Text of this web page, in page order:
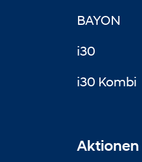
BAYON
i30
i30 Kombi
Aktionen